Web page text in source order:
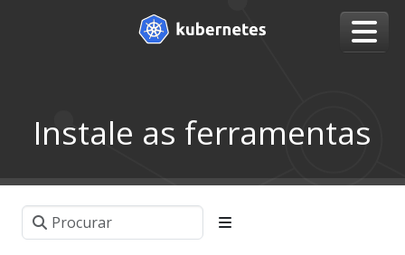
Instale as ferramentas